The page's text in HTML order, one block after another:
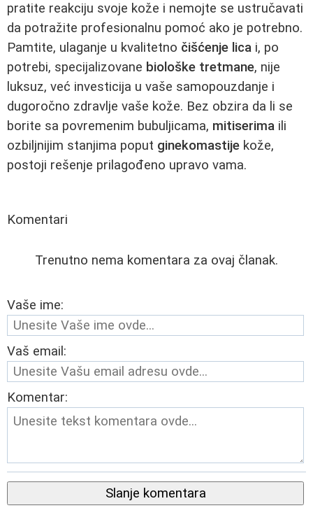
pratite reakciju svoje kože i nemojte se ustručavati
da potražite profesionalnu pomoć ako je potrebno.
Pamtite, ulaganje u kvalitetno čišćenje lica i, po
potrebi, specijalizovane biološke tretmane, nije
luksuz, već investicija u vaše samopouzdanje i
dugoročno zdravlje vaše kože. Bez obzira da li se
borite sa povremenim bubuljicama, mitiserima ili
ozbiljnijim stanjima poput ginekomastije kože,
postoji rešenje prilagođeno upravo vama.
Komentari
Trenutno nema komentara za ovaj članak.
Vaše ime:
Vaš email:
Komentar:
Slanje komentara